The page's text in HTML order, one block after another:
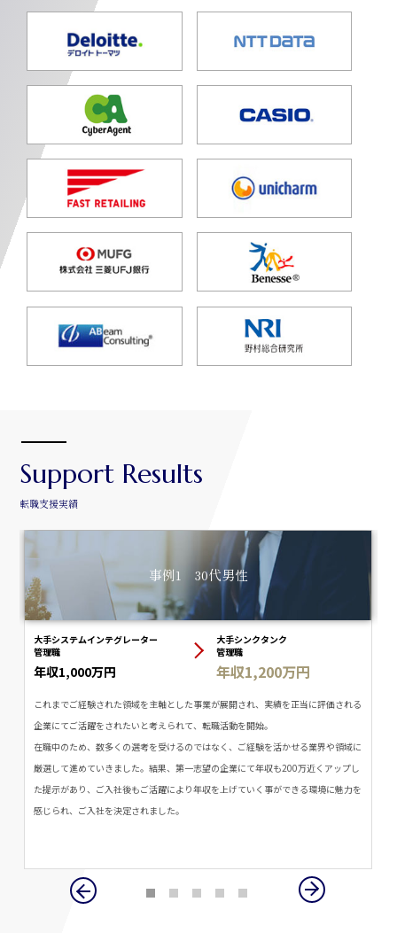
Support Results
転職支援実績
事例1 30代男性
大手システムインテグレーター
管理職
年収1,000万円
大手シンクタンク
管理職
年収1,200万円
これまでご経験された領域を主軸とした事業が展開され、実績を正当に評価される
企業にてご活躍をされたいと考えられて、転職活動を開始。
在職中のため、数多くの選考を受けるのではなく、ご経験を活かせる業界や領域に
厳選して進めていきました。結果、第一志望の企業にて年収も200万近くアップし
た提示があり、ご入社後もご活躍により年収を上げていく事ができる環境に魅力を
感じられ、ご入社を決定されました。